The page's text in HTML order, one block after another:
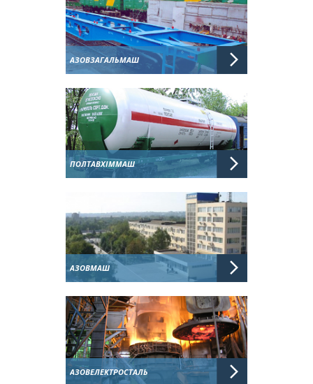
АЗОВЗАГАЛЬМАШ
ПОЛТАВХІММАШ
АЗОВМАШ
АЗОВЕЛЕКТРОСТАЛЬ